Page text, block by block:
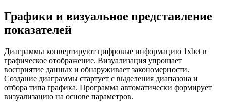
Графики и визуальное представление
показателей
Диаграммы конвертируют цифровые информацию 1xbet в
графическое отображение. Визуализация упрощает
восприятие данных и обнаруживает закономерности.
Создание диаграммы стартует с выделения диапазона и
отбора типа графика. Программа автоматически формирует
визуализацию на основе параметров.